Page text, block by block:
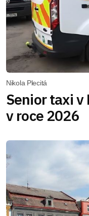
Nikola Plecitá
Senior taxi v
v roce 2026